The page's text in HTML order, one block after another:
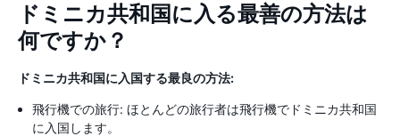
ドミニカ共和国に入る最善の方法は
何ですか？
ドミニカ共和国に入国する最良の方法:
飛行機での旅行: ほとんどの旅行者は飛行機でドミニカ共和国
に入国します。